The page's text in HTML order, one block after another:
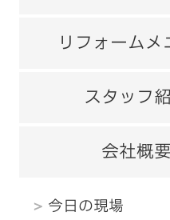
リフォームメ
スタッフ
会社概要
今日の現場